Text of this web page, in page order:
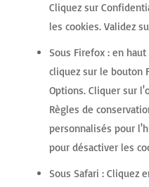
Cliquez sur
les cookies. Validez
Sous Firefox : en
cliquez sur le bouton
Options. Cliquer sur
Règles de
personnalisés pour
pour désactiver les
Sous Safari : Cliquez